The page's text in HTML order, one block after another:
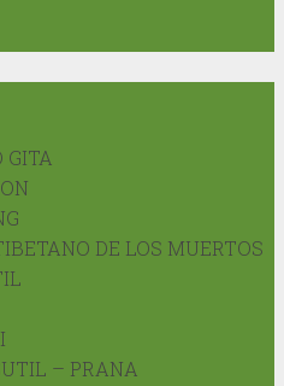
GITA
DE LOS MUERTOS
– PRANA